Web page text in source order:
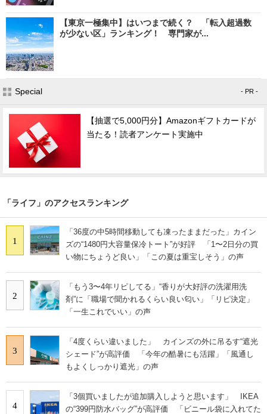
【東京一極集中】はいつまで続く？ 「転入超過数
が少ない区」ランキング！ 専門家が...
Special - PR -
【抽選で5,000円分】Amazonギフトカードが
当たる！読者アンケート実施中
「ライフ」のアクセスランキング
1
「36度の中5時間移動しても凍ったままだった」カイン
ズの“1480円大容量保冷トート”が好評 「1〜2日分の買
い物にちょうど良い」「この夏は重宝しそう」の声
2
「もう3〜4年リピしてる」“香りが大好評の洗濯用洗
剤”に「職場で聞かれるくらい良い匂い」「リピ決定」
「一生これでいい」の声
3
「4度くらい違いました」 カインズの外に吊るす“遮光
シェード”が高評価 「今年の酷暑にも活躍」「風通し
もよくしっかり遮光」の声
4
「3個買いましたが追加購入しようと思います」 IKEA
の“399円防水バッグ”が高評価 「ビニール袋に入れてた